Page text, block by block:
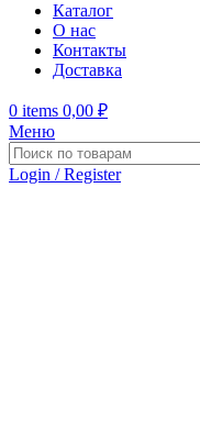
Каталог
О нас
Контакты
Доставка
0 items 0,00 ₽
Меню
Login / Register